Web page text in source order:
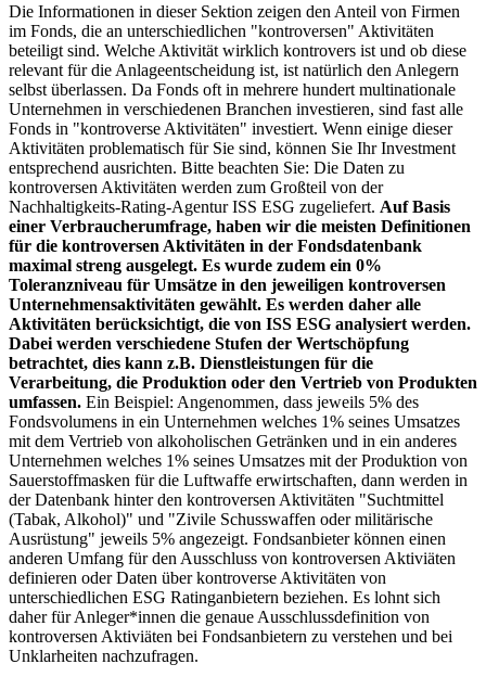
Die Informationen in dieser Sektion zeigen den Anteil von Firmen
im Fonds, die an unterschiedlichen "kontroversen" Aktivitäten
beteiligt sind. Welche Aktivität wirklich kontrovers ist und ob diese
relevant für die Anlageentscheidung ist, ist natürlich den Anlegern
selbst überlassen. Da Fonds oft in mehrere hundert multinationale
Unternehmen in verschiedenen Branchen investieren, sind fast alle
Fonds in "kontroverse Aktivitäten" investiert. Wenn einige dieser
Aktivitäten problematisch für Sie sind, können Sie Ihr Investment
entsprechend ausrichten. Bitte beachten Sie: Die Daten zu
kontroversen Aktivitäten werden zum Großteil von der
Nachhaltigkeits-Rating-Agentur ISS ESG zugeliefert. Auf Basis
einer Verbraucherumfrage, haben wir die meisten Definitionen
für die kontroversen Aktivitäten in der Fondsdatenbank
maximal streng ausgelegt. Es wurde zudem ein 0%
Toleranzniveau für Umsätze in den jeweiligen kontroversen
Unternehmensaktivitäten gewählt. Es werden daher alle
Aktivitäten berücksichtigt, die von ISS ESG analysiert werden.
Dabei werden verschiedene Stufen der Wertschöpfung
betrachtet, dies kann z.B. Dienstleistungen für die
Verarbeitung, die Produktion oder den Vertrieb von Produkten
umfassen. Ein Beispiel: Angenommen, dass jeweils 5% des
Fondsvolumens in ein Unternehmen welches 1% seines Umsatzes
mit dem Vertrieb von alkoholischen Getränken und in ein anderes
Unternehmen welches 1% seines Umsatzes mit der Produktion von
Sauerstoffmasken für die Luftwaffe erwirtschaften, dann werden in
der Datenbank hinter den kontroversen Aktivitäten "Suchtmittel
(Tabak, Alkohol)" und "Zivile Schusswaffen oder militärische
Ausrüstung" jeweils 5% angezeigt. Fondsanbieter können einen
anderen Umfang für den Ausschluss von kontroversen Aktiviäten
definieren oder Daten über kontroverse Aktivitäten von
unterschiedlichen ESG Ratinganbietern beziehen. Es lohnt sich
daher für Anleger*innen die genaue Ausschlussdefinition von
kontroversen Aktiviäten bei Fondsanbietern zu verstehen und bei
Unklarheiten nachzufragen.